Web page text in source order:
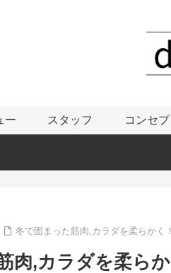
ー スタッフ コンセプ
冬で固まった筋肉,カラダを柔らかく
肉,カラダを柔ら